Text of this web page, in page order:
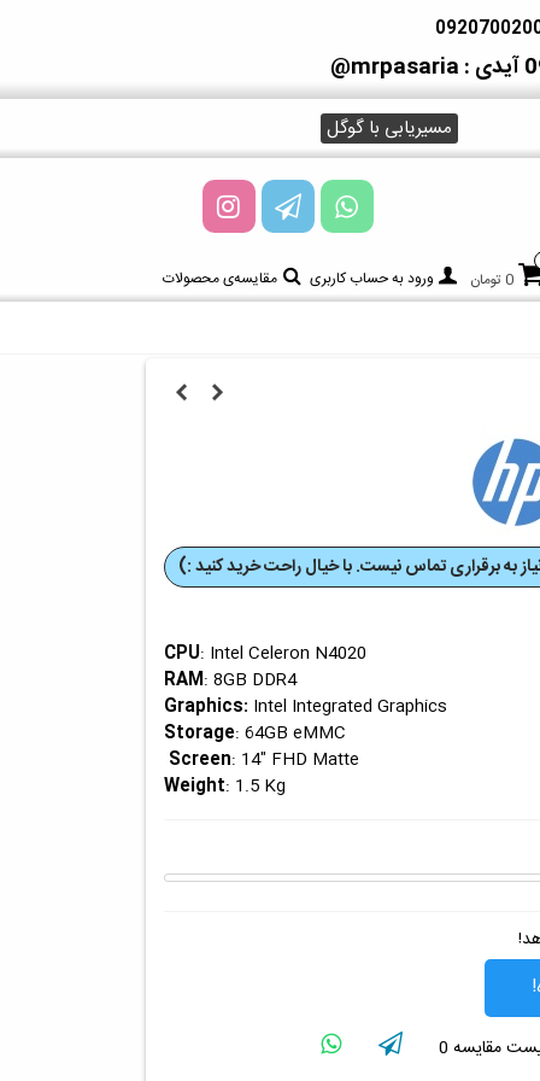
آیدی : mrpasaria@
مسیریابی با گوگل
0 تومان ورود به حساب کاربری
مقایسه‌ی محصولات
به برقراری تماس نیست. با خیال راحت خرید کنید :)
CPU: Intel Celeron N4020
RAM: 8GB DDR4
Graphics: Intel Integrated Graphics
Storage: 64GB eMMC
Screen: 14" FHD Matte
Weight: 1.5 Kg
مقایسه 0